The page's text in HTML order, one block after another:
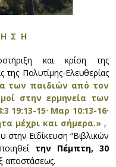
Σ Η
και κρίση της
της Πολυτίμης-Ελευθερίας
των παιδιών από τον
στην ερμηνεία των
15· Μαρ 10:13-16·
μέχρι και σήμερα.»,
στην Ειδίκευση “Βιβλικών
την Πέμπτη, 30
αποστάσεως.